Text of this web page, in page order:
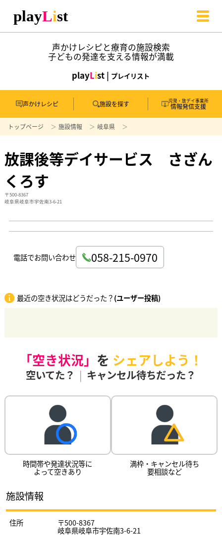
声かけレシピと療育の施設検索
子どもの発達を支える情報が満載
playList | プレイリスト
声かけレシピ 施設を探す 児発・放デイ事業所
情報発信支援
トップページ 施設情報 岐阜県
放課後等デイサービス さざん
くろす
〒500-8367
岐阜県岐阜市宇佐南3-6-21
電話でお問い合わせ 058-215-0970
最近の空き状況はどうだった？(ユーザー投稿)
「空き状況」 を シェアしよう！
空いてた？ | キャンセル待ちだった？
時間帯や発達状況等に
よって空きあり
満枠・キャンセル待ち
要相談など
施設情報
住所 〒500-8367
岐阜県岐阜市宇佐南3-6-21